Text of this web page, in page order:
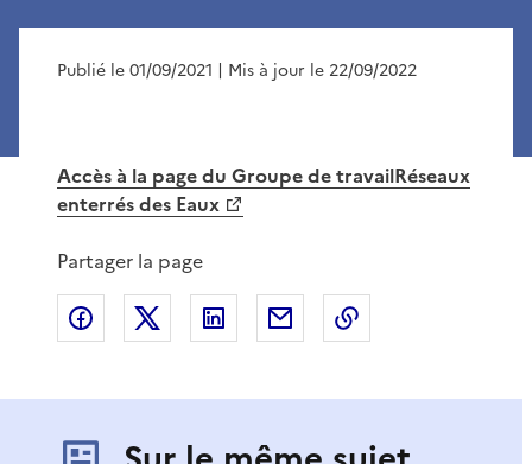
Publié le 01/09/2021 | Mis à jour le 22/09/2022
Accès à la page du Groupe de travailRéseaux
enterrés des Eaux
Partager la page
Partager sur Facebook
Partager sur XPartager sur LinkedIn
Partager par email